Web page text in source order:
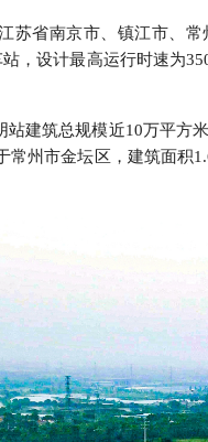
苏省南京市、镇江市、
站，设计最高运行时速为
站建筑总规模近10万平方
常州市金坛区，建筑面积